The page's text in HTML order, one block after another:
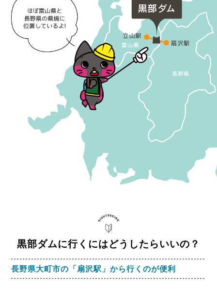
黒部ダムに行くにはどうしたらいいの？
長野県大町市の「扇沢駅」から行くのが便利